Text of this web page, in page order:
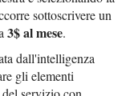
sottoscrivere un
3$ al mese.
dall'intelligenza
gli elementi